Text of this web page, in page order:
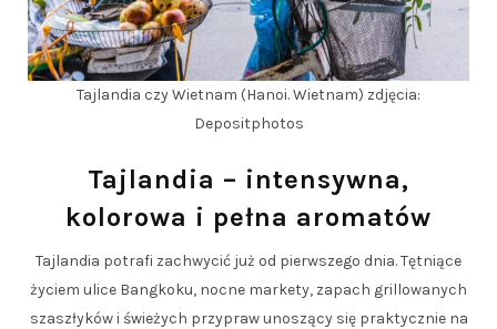
Tajlandia czy Wietnam (Hanoi. Wietnam) zdjęcia:
Depositphotos
Tajlandia – intensywna,
kolorowa i pełna aromatów
Tajlandia potrafi zachwycić już od pierwszego dnia. Tętniące
życiem ulice Bangkoku, nocne markety, zapach grillowanych
szaszłyków i świeżych przypraw unoszący się praktycznie na